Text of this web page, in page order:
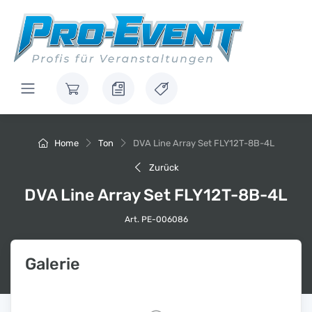
Home Ton DVA Line Array Set FLY12T-8B-4L
Zurück
DVA Line Array Set FLY12T-8B-4L
Art. PE-006086
Galerie